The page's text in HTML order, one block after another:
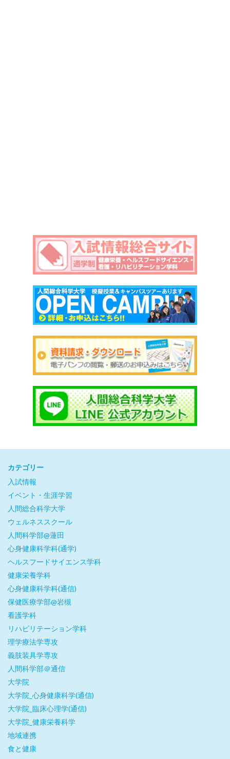
カテゴリー
入試情報
イベント・生涯学習
人間総合科学大学
ウェルネススクール
人間科学部@蓮田
心身健康科学科(通学)
ヘルスフードサイエンス学科
健康栄養学科
心身健康科学科(通信)
保健医療学部@岩槻
看護学科
リハビリテーション学科
理学療法学専攻
義肢装具学専攻
人間科学部＠通信
大学院
大学院_心身健康科学(通信)
大学院_臨床心理学(通信)
大学院_健康栄養科学
地域連携
食と健康